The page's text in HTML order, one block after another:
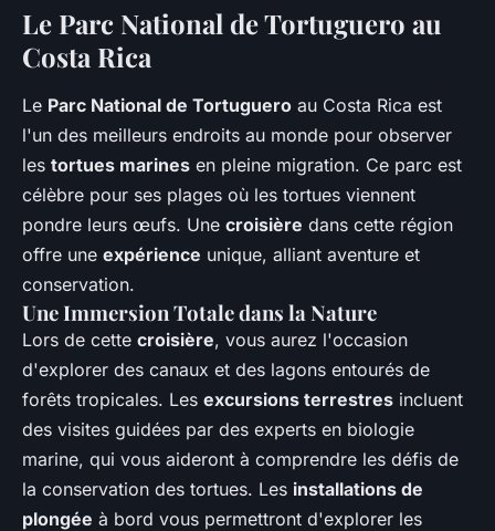
Le Parc National de Tortuguero au
Costa Rica
Le Parc National de Tortuguero au Costa Rica est
l'un des meilleurs endroits au monde pour observer
les tortues marines en pleine migration. Ce parc est
célèbre pour ses plages où les tortues viennent
pondre leurs œufs. Une croisière dans cette région
offre une expérience unique, alliant aventure et
conservation.
Une Immersion Totale dans la Nature
Lors de cette croisière, vous aurez l'occasion
d'explorer des canaux et des lagons entourés de
forêts tropicales. Les excursions terrestres incluent
des visites guidées par des experts en biologie
marine, qui vous aideront à comprendre les défis de
la conservation des tortues. Les installations de
plongée à bord vous permettront d'explorer les